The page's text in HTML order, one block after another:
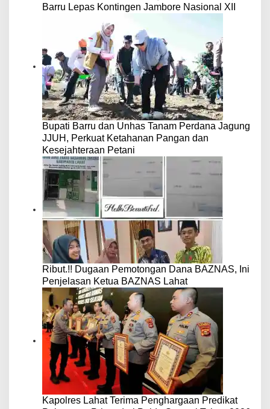
Barru Lepas Kontingen Jambore Nasional XII
Bupati Barru dan Unhas Tanam Perdana Jagung
JJUH, Perkuat Ketahanan Pangan dan
Kesejahteraan Petani
Ribut.!! Dugaan Pemotongan Dana BAZNAS, Ini
Penjelasan Ketua BAZNAS Lahat
Kapolres Lahat Terima Penghargaan Predikat